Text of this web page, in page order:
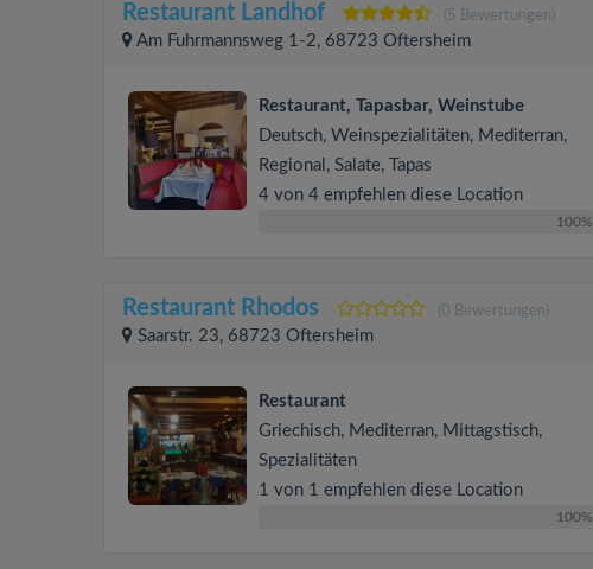
Restaurant Landhof (5 Bewertungen)
Am Fuhrmannsweg 1-2, 68723 Oftersheim
Restaurant, Tapasbar, Weinstube
Deutsch, Weinspezialitäten, Mediterran,
Regional, Salate, Tapas
4 von 4 empfehlen diese Location
100%
Restaurant Rhodos (0 Bewertungen)
Saarstr. 23, 68723 Oftersheim
Restaurant
Griechisch, Mediterran, Mittagstisch,
Spezialitäten
1 von 1 empfehlen diese Location
100%